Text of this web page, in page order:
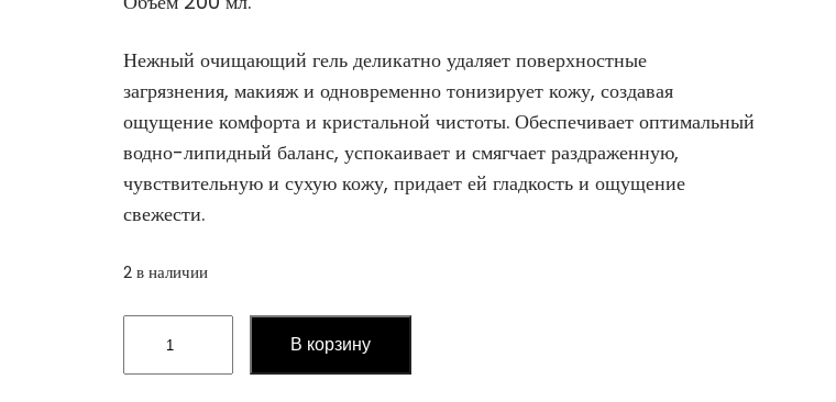
Нежный очищающий гель деликатно удаляет поверхностные
загрязнения, макияж и одновременно тонизирует кожу, создавая
ощущение комфорта и кристальной чистоты. Обеспечивает оптимальный
водно-липидный баланс, успокаивает и смягчает раздраженную,
чувствительную и сухую кожу, придает ей гладкость и ощущение
свежести.
2 в наличии
товара
Cleansing
В корзину